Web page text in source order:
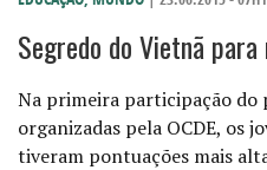
Segredo do Vietnã
Na primeira participação do
organizadas pela OCDE, os
tiveram pontuações mais